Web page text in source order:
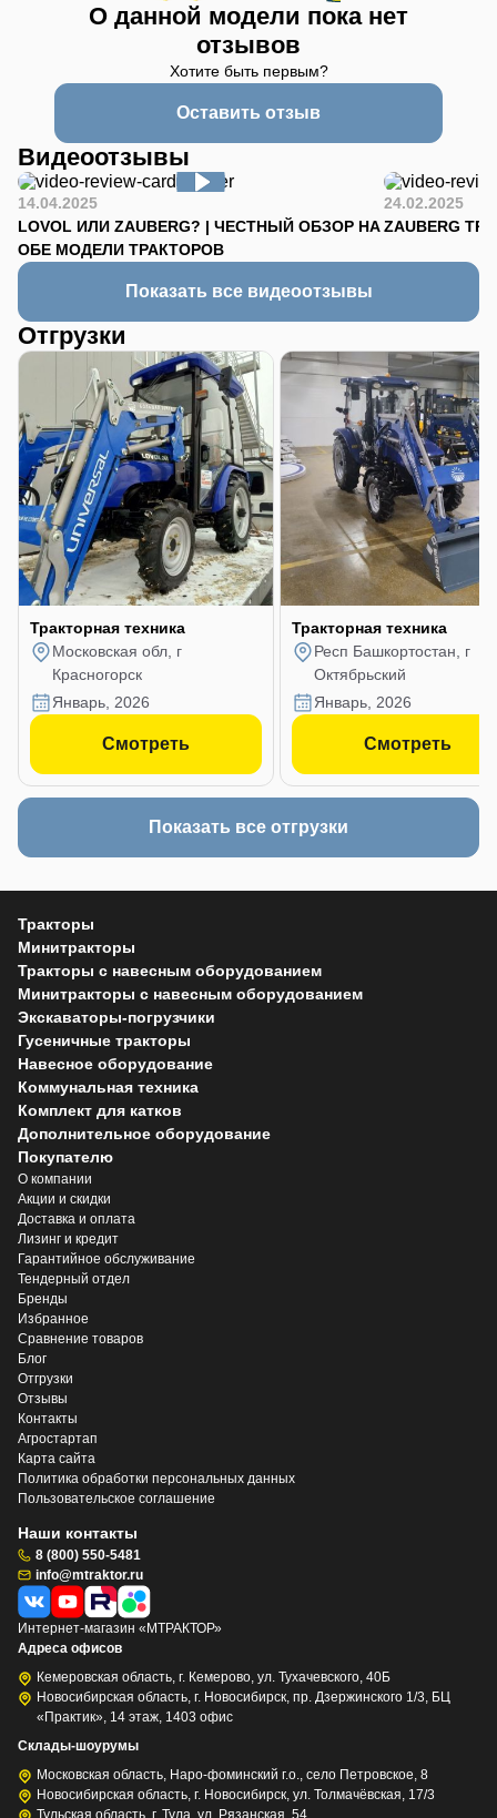
О данной модели пока нет
отзывов
Хотите быть первым?
Оставить отзыв
Видеоотзывы
14.04.2025
LOVOL ИЛИ ZAUBERG? | ЧЕСТНЫЙ ОБЗОР НА
ОБЕ МОДЕЛИ ТРАКТОРОВ
24.02.2025
ZAUBERG
Показать все видеоотзывы
Отгрузки
Тракторная техника
Московская обл, г
Красногорск
январь, 2026
Смотреть
Тракторная техника
Респ Башкортостан, г
Октябрьский
январь, 2026
Смотреть
Показать все отгрузки
Тракторы
Минитракторы
Тракторы с навесным оборудованием
Минитракторы с навесным оборудованием
Экскаваторы-погрузчики
Гусеничные тракторы
Навесное оборудование
Коммунальная техника
Комплект для катков
Дополнительное оборудование
Покупателю
О компании
Акции и скидки
Доставка и оплата
Лизинг и кредит
Гарантийное обслуживание
Тендерный отдел
Бренды
Избранное
Сравнение товаров
Блог
Отгрузки
Отзывы
Контакты
Агростартап
Карта сайта
Политика обработки персональных данных
Пользовательское соглашение
Наши контакты
8 (800) 550-5481
info@mtraktor.ru
Интернет-магазин «МТРАКТОР»
Адреса офисов
Кемеровская область, г. Кемерово, ул. Тухачевского, 40Б
Новосибирская область, г. Новосибирск, пр. Дзержинского 1/3, БЦ
«Практик», 14 этаж, 1403 офис
Склады-шоурумы
Московская область, Наро-фоминский г.о., село Петровское, 8
Новосибирская область, г. Новосибирск, ул. Толмачёвская, 17/3
Тульская область, г. Тула, ул. Рязанская, 54